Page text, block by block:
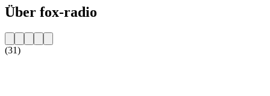
Über fox-radio
(31)